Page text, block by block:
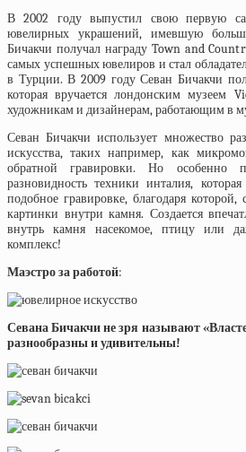
В 2002 году выпустил свою первую
ювелирных украшений, имевшую
Бичакчи получал награду Town and
самых успешных ювелиров и стал
в Турции. В 2009 году Севан Бичакчи
которая вручается лондонским музеем
художникам и дизайнерам, работающим в
Севан Бичакчи использует множество
искусства, таких например, как
обратной гравировки. Но особенно
разновидность техники инталия,
подобное гравировке, благодаря которой,
картинки внутри камня. Создается
внутрь камня насекомое, птицу или
комплекс!
Маэстро за работой:
Севана Бичакчи не зря называют
разнообразны и удивительны!